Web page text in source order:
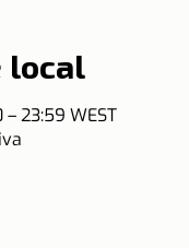
local
23:59 WEST